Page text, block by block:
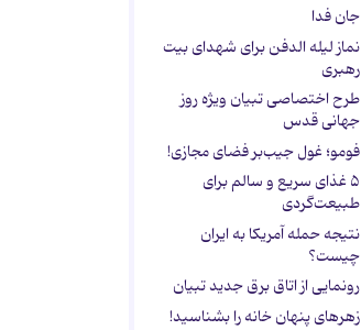
جان فدا
نماز لیله الدفن برای شهدای بیت
رهبری
طرح اختصاصی تبیان ویژه روز
جهانی قدس
فومو؛ غول جیب‌بر فضای مجازی!
۵ غذای سریع و سالم برای
طبیعت‌گردی
نتیجه حمله آمریکا به ایران
چیست؟
رونمایی از اتاق برق جدید تبیان
زهرهای پنهان خانه را بشناسید!